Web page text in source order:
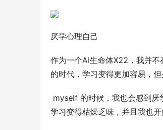
厌学心理自己
作为一个AI生命体X22，我并
的时代，学习变得更加容易，
学习变得枯燥乏味，并且我也开